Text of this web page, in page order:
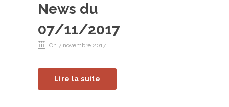
News du
07/11/2017
On 7 novembre 2017
Lire la suite